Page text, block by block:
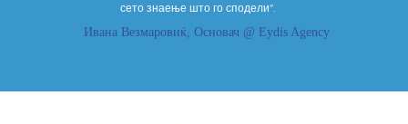
Ивана Везмаровиќ, Основач @ Eydis Agency
сето знаење што го сподели“.